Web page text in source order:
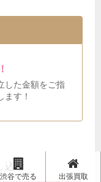
した金額をご指
ます！
込む
渋谷で売る 出張買取